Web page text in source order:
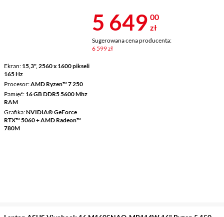
Ekran 15,3", 2560 x 1600 pikseli
165 Hz
Procesor AMD Ryzen™ 7 250
Pamięć 16 GB DDR5 5600 Mhz
RAM
Grafika NVIDIA® GeForce
RTX™ 5060 + AMD Radeon™
780M
Cena 5 649 zł
5 649 00
zł
Sugerowana cena producenta:
6 599 zł